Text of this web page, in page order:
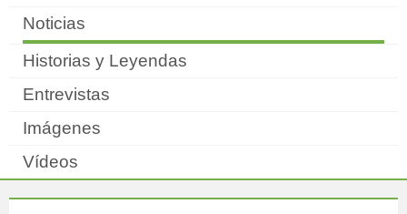
Noticias
Historias y Leyendas
Entrevistas
Imágenes
Vídeos